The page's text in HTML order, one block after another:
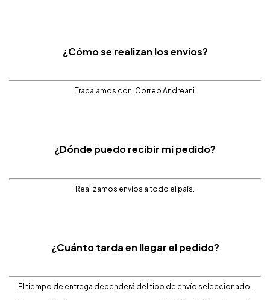
¿Cómo se realizan los envíos?
Trabajamos con: Correo Andreani
¿Dónde puedo recibir mi pedido?
Realizamos envíos a todo el país.
¿Cuánto tarda en llegar el pedido?
El tiempo de entrega dependerá del tipo de envío seleccionado.